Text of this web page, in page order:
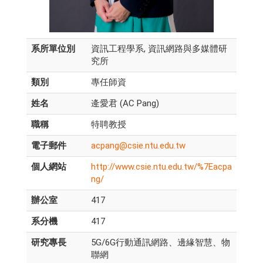
系所單位別
資訊工程學系, 資訊網路與多媒體研
究所
類別
專任師資
姓名
逄愛君 (AC Pang)
職稱
特聘教授
電子郵件
acpang@csie.ntu.edu.tw
個人網站
http://www.csie.ntu.edu.tw/%7Eacpa
ng/
辦公室
417
系分機
417
研究專長
5G/6G行動通訊網路、邊緣智慧、物
聯網